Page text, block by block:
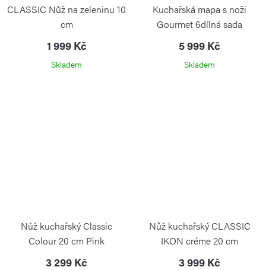
CLASSIC Nůž na zeleninu 10
cm
1 999 Kč
Skladem
Kuchařská mapa s noži
Gourmet 6dílná sada
5 999 Kč
Skladem
Nůž kuchařský Classic
Colour 20 cm Pink
Himalayan Salt
3 299 Kč
Nůž kuchařský CLASSIC
IKON créme 20 cm
3 999 Kč